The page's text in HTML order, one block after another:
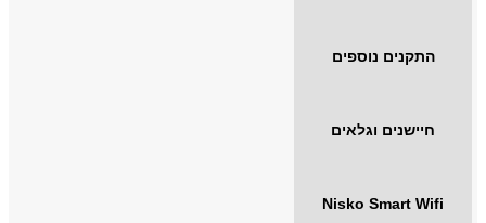
התקנים נוספים
חיישנים וגלאים
Nisko Smart Wifi